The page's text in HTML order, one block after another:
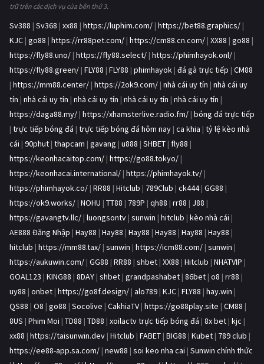
trữ trên các dịch vụ của bên thứ 3.
Sv388 | Sv368 | xx88 | https://luphim.com/ | https://bet88.graphics/ |
KJC | go88 | https://rr88pet.com/ | https://cm88.cn.com/ | XX88 | go88 |
https://fly88.uno/ | https://fly88.select/ | https://phimhayok.onl/ |
https://fly88.green/ | FLY88 | FLY88 | phimhayok | đá gà trực tiếp | CM88
| https://mm88.center/ | https://2ok9.com/ | nhà cái uy tín | nhà cái uy
tín | nhà cái uy tín | nhà cái uy tín | nhà cái uy tín | nhà cái uy tín |
https://daga88.my/ | https://xhamsterlive.radio.fm/ | bóng đá trực tiếp
| trực tiếp bóng đá | trực tiếp bóng đá hôm nay | ca khia | tỷ lệ kèo nhà
cái | 90phut | thapcam | gavang | u888 | SHBET | fly88 |
https://keonhacaitop.com/ | https://go88.tokyo/ |
https://keonhacai.international/ | https://phimhayok.tv/ |
https://phimhayok.co/ | RR88 | Hitclub | 789Club | ck444| GG88 |
https://ok9.works/ | NOHU | TT88 | 789P | qh88 | rr88 | J88 |
https://gavangtv.llc/ | luongsontv | sunwin | hitclub | kèo nhà cái |
AE888 Đăng Nhập | Hay88 | Hay88 | Hay88 | Hay88 | Hay88 | Hay88 |
hitclub | https://mm88.tax/ | sunwin | https://icm88.com/ | sunwin |
https://aukuwin.com/ | GG88 | RR88 | shbet | XX88 | Hitclub | NHATVIP |
GOAL123 | KING88 | 8DAY | shbet | grandpashabet | 86bet | o8 | rr88 |
uy88 | onbet | https://go8f.design/ | alo789 | KJC | FLY88 | hay.win |
QS88 | O8 | go88 | Socolive | CakhiaTV | https://go88play.site | CM88 |
8US | Phim Moi | TD88 | TD88 | xoilactv trực tiếp bóng đá | 8x bet | kjc |
xx88 | https://taisunwin.dev | Hitclub | FABET | BIG88 | Kubet | 789 club |
https://ee88-app.sa.com/ | new88 | soi keo nha cai | Sunwin chính thức